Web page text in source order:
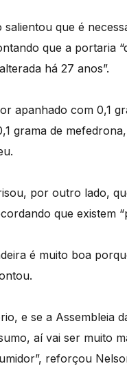
que é
que a portaria
há 27 anos”.
apanhado com 0,1
grama de
por outro lado,
que existem
é muito boa
e se a Assembleia
aí vai ser muito
reforçou